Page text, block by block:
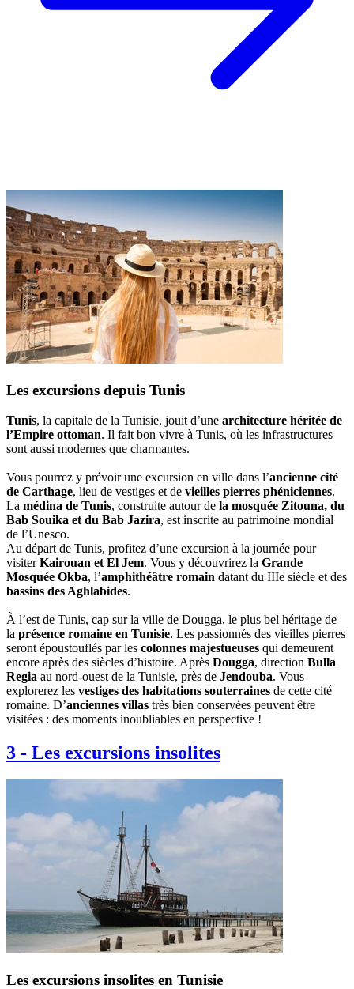
Les excursions depuis Tunis
Tunis, la capitale de la Tunisie, jouit d’une architecture héritée de
l’Empire ottoman. Il fait bon vivre à Tunis, où les infrastructures
sont aussi modernes que charmantes.
Vous pourrez y prévoir une excursion en ville dans l’ancienne cité
de Carthage, lieu de vestiges et de vieilles pierres phéniciennes.
La médina de Tunis, construite autour de la mosquée Zitouna, du
Bab Souika et du Bab Jazira, est inscrite au patrimoine mondial
de l’Unesco.
Au départ de Tunis, profitez d’une excursion à la journée pour
visiterKairouan et El Jem. Vous y découvrirez la Grande
Mosquée Okba, l’amphithéâtre romain datant du IIIe siècle et des
bassins des Aghlabides.
À l’est de Tunis, cap sur la ville de Dougga, le plus bel héritage de
la présence romaine en Tunisie. Les passionnés des vieilles pierres
seront époustouflés par les colonnes majestueuses qui demeurent
encore après des siècles d’histoire. Après Dougga, direction Bulla
Regia au nord-ouest de la Tunisie, près de Jendouba. Vous
explorerez les vestiges des habitations souterraines de cette cité
romaine. D’anciennes villas très bien conservées peuvent être
visitées : des moments inoubliables en perspective !
3 - Les excursions insolites
Les excursions insolites en Tunisie